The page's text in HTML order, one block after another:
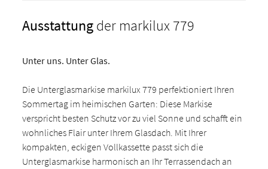
Ausstattungder markilux 779
Unter uns. Unter Glas.
Die Unterglasmarkise markilux 779 perfektioniert Ihren
Sommertag im heimischen Garten: Diese Markise
verspricht besten Schutz vor zu viel Sonne und schafft ein
wohnliches Flair unter Ihrem Glasdach. Mit Ihrer
kompakten, eckigen Vollkassette passt sich die
Unterglasmarkise harmonisch an Ihr Terrassendach an